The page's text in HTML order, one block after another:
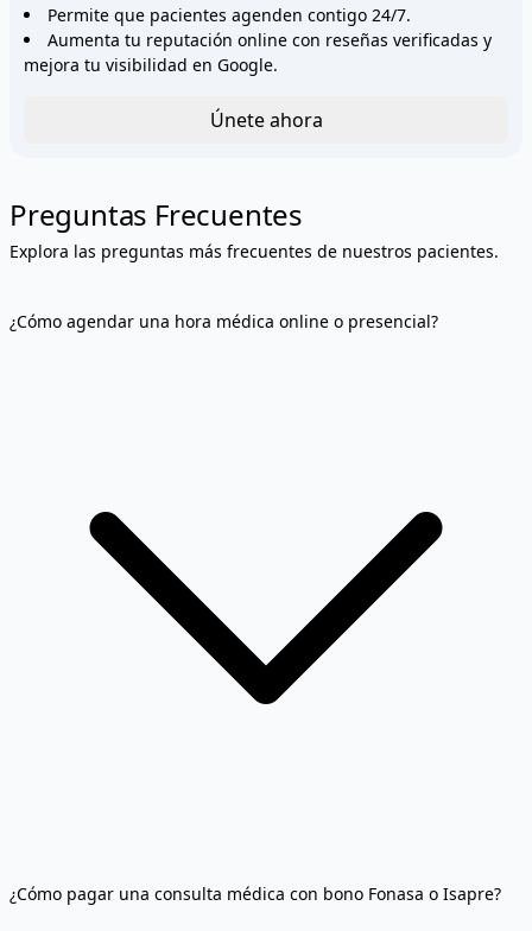
Permite que pacientes agenden contigo 24/7.
Aumenta tu reputación online con reseñas verificadas y
mejora tu visibilidad en Google.
Únete ahora
Preguntas Frecuentes
Explora las preguntas más frecuentes de nuestros pacientes.
¿Cómo agendar una hora médica online o presencial?
¿Cómo pagar una consulta médica con bono Fonasa o Isapre?